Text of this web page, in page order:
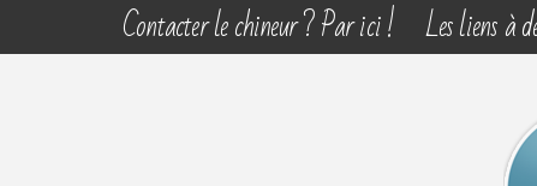
Contacter le chineur ? Par ici ! Les liens à